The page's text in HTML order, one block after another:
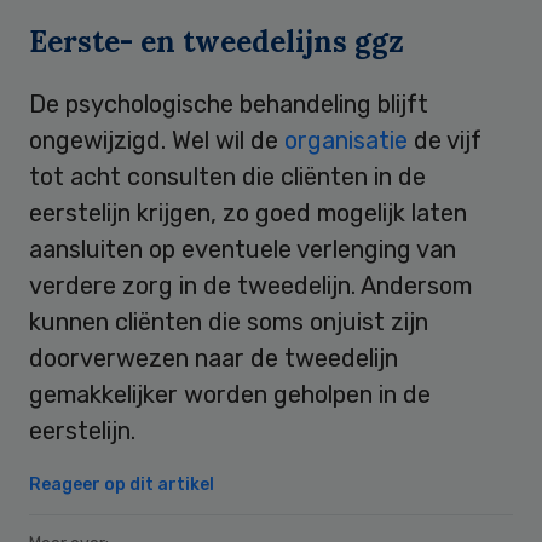
Eerste- en tweedelijns ggz
De psychologische behandeling blijft
ongewijzigd. Wel wil de organisatie de vijf
tot acht consulten die cliënten in de
eerstelijn krijgen, zo goed mogelijk laten
aansluiten op eventuele verlenging van
verdere zorg in de tweedelijn. Andersom
kunnen cliënten die soms onjuist zijn
doorverwezen naar de tweedelijn
gemakkelijker worden geholpen in de
eerstelijn.
Reageer op dit artikel